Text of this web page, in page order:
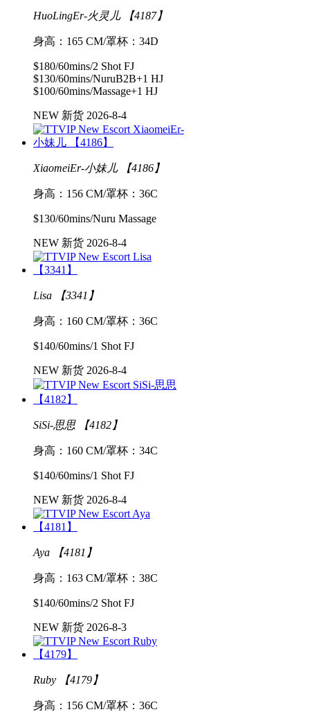
HuoLingEr-火灵儿 【4187】
身高：165 CM/罩杯：34D
$180/60mins/2 Shot FJ
$130/60mins/NuruB2B+1 HJ
$100/60mins/Massage+1 HJ
NEW 新货 2026-8-4
XiaomeiEr-小妹儿 【4186】
身高：156 CM/罩杯：36C
$130/60mins/Nuru Massage
NEW 新货 2026-8-4
Lisa 【3341】
身高：160 CM/罩杯：36C
$140/60mins/1 Shot FJ
NEW 新货 2026-8-4
SiSi-思思 【4182】
身高：160 CM/罩杯：34C
$140/60mins/1 Shot FJ
NEW 新货 2026-8-4
Aya 【4181】
身高：163 CM/罩杯：38C
$140/60mins/2 Shot FJ
NEW 新货 2026-8-3
Ruby 【4179】
身高：156 CM/罩杯：36C